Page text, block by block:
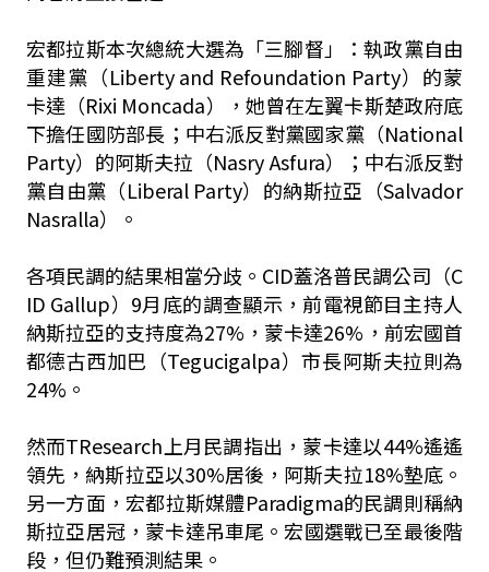
宏都拉斯本次總統大選為「三腳督」：執政黨自由
重建黨（Liberty and Refoundation Party）的蒙
卡達（Rixi Moncada），她曾在左翼卡斯楚政府底
下擔任國防部長；中右派反對黨國家黨（National
Party）的阿斯夫拉（Nasry Asfura）；中右派反對
黨自由黨（Liberal Party）的納斯拉亞（Salvador
Nasralla）。
各項民調的結果相當分歧。CID蓋洛普民調公司（C
ID Gallup）9月底的調查顯示，前電視節目主持人
納斯拉亞的支持度為27%，蒙卡達26%，前宏國首
都德古西加巴（Tegucigalpa）市長阿斯夫拉則為
24%。
然而TResearch上月民調指出，蒙卡達以44%遙遙
領先，納斯拉亞以30%居後，阿斯夫拉18%墊底。
另一方面，宏都拉斯媒體Paradigma的民調則稱納
斯拉亞居冠，蒙卡達吊車尾。宏國選戰已至最後階
段，但仍難預測結果。